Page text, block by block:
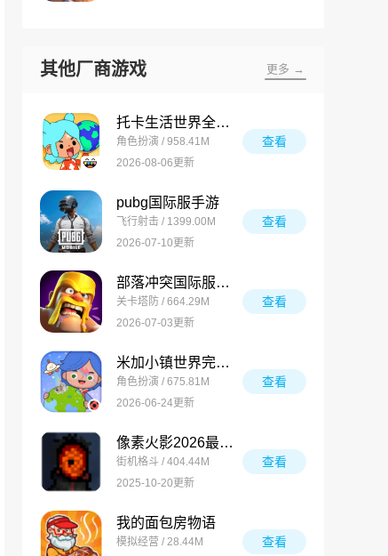
其他厂商游戏 更多 →
托卡生活世界全解锁版
角色扮演 / 958.41M
2026-08-06更新
查看
pubg国际服手游
飞行射击 / 1399.00M
2026-07-10更新
查看
部落冲突国际服最新版
关卡塔防 / 664.29M
2026-07-03更新
查看
米加小镇世界完整版
角色扮演 / 675.81M
2026-06-24更新
查看
像素火影2026最新版
街机格斗 / 404.44M
2025-10-20更新
查看
我的面包房物语
模拟经营 / 28.44M
查看